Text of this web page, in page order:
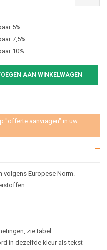
5%
7,5%
10%
AAN WINKELWAGEN
"offerte aanvragen" in uw
volgens Europese Norm.
zie tabel.
in dezelfde kleur als tekst